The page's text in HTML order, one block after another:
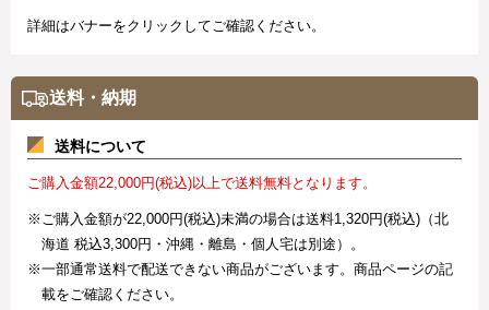
詳細はバナーをクリックしてご確認ください。
送料・納期
送料について
ご購入金額22,000円(税込)以上で送料無料となります。
※ご購入金額が22,000円(税込)未満の場合は送料1,320円(税込)（北
海道 税込3,300円・沖縄・離島・個人宅は別途）。
※一部通常送料で配送できない商品がございます。商品ページの記
載をご確認ください。